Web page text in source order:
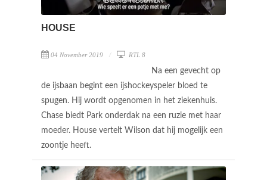
HOUSE
04 November 2019 RTL 8
Na een gevecht op
de ijsbaan begint een ijshockeyspeler bloed te
spugen. Hij wordt opgenomen in het ziekenhuis.
Chase biedt Park onderdak na een ruzie met haar
moeder. House vertelt Wilson dat hij mogelijk een
zoontje heeft.